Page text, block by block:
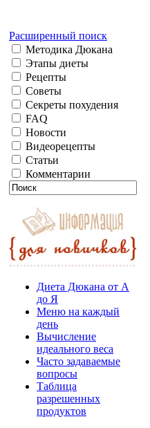
Расширенный поиск
Методика Дюкана
Этапы диеты
Рецепты
Советы
Секреты похудения
FAQ
Новости
Видеорецепты
Статьи
Комментарии
Диета Дюкана от А
до Я
Меню на каждый
день
Вычисление
идеального веса
Часто задаваемые
вопросы
Таблица
разрешенных
продуктов